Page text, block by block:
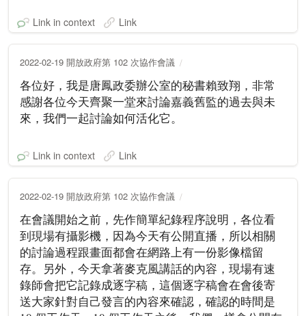
Link in context Link
2022-02-19 開放政府第 102 次協作會議
各位好，我是唐鳳政委辦公室的秘書賴致翔，非常
感謝各位今天齊聚一堂來討論嘉義舊監的過去與未
來，我們一起討論如何活化它。
Link in context Link
2022-02-19 開放政府第 102 次協作會議
在會議開始之前，先作簡單紀錄程序說明，各位看
到現場有攝影機，因為今天有公開直播，所以相關
的討論過程跟畫面都會在網路上有一份影像檔留
存。另外，今天拿著麥克風講話的內容，現場有速
錄師會把它記錄成逐字稿，這個逐字稿會在會後寄
送大家針對自己發言的內容來確認，確認的時間是